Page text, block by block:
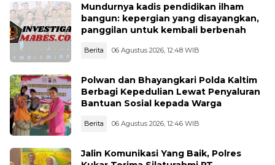
Mundurnya kadis pendidikan ilham
bangun: kepergian yang disayangkan,
panggilan untuk kembali berbenah
Berita 06 Agustus 2026, 12:48 WIB
Polwan dan Bhayangkari Polda Kaltim
Berbagi Kepedulian Lewat Penyaluran
Bantuan Sosial kepada Warga
Berita 06 Agustus 2026, 12:46 WIB
Jalin Komunikasi Yang Baik, Polres